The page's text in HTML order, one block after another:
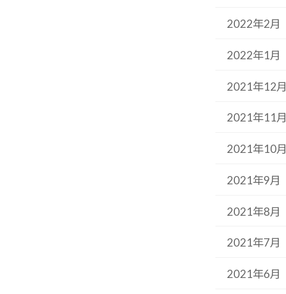
2022年2月
2022年1月
2021年12月
2021年11月
2021年10月
2021年9月
2021年8月
2021年7月
2021年6月